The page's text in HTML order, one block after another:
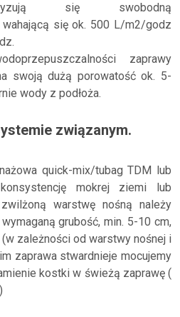
się swobodną
się ok. 500 L/m2/godz
zaprawy
swoją dużą porowatość ok. 5-
wody z podłoża.
związanym.
quick-mix/tubag TDM lub
mokrej ziemi lub
warstwę nośną należy
grubość, min. 5-10 cm,
zależności od warstwy nośnej i
zaprawa stwardnieje mocujemy
kostki w świeżą zaprawę (